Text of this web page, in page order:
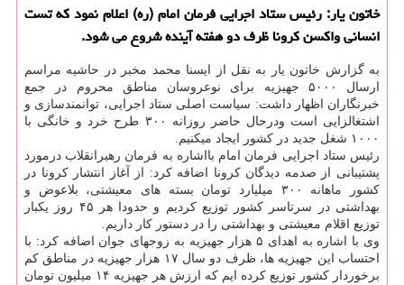
خاتون یار: رئیس ستاد اجرایی فرمان امام (ره) اعلام نمود كه تست
انسانی واكسن كرونا ظرف دو هفته آینده شروع می شود.
به گزارش خاتون یار به نقل از ایسنا محمد مخبر در حاشیه مراسم
ارسال ۵۰۰۰ جهیزیه برای نوعروسان مناطق محروم در جمع
خبرنگاران اظهار داشت: سیاست اصلی ستاد اجرایی، توانمندسازی و
اشتغالزایی است ودرحال حاضر روزانه ۳۰۰ طرح خرد و خانگی با
۱۰۰۰ شغل جدید در کشور ایجاد میکنیم.
رئیس ستاد اجرایی فرمان امام بااشاره به فرمان رهبرانقلاب درمورد
پشتیبانی از صدمه دیدگان کرونا اضافه کرد: از آغاز انتشار کرونا در
کشور ماهانه ۳۰۰ میلیارد تومان بسته های معیشتی، بلاعوض و
بهداشتی در سرتاسر کشور توزیع کردیم و حدودا هر ۴۵ روز یکبار
توزیع اقلام معیشتی و بهداشتی را در دستور کار داریم.
وی با اشاره به اهدای ۵ هزار جهیزیه به زوجهای جوان اضافه کرد: با
احتساب این جهیزیه ها، ظرف دو سال ۱۷ هزار جهیزیه در مناطق کم
برخوردار کشور توزیع کرده ایم که ارزش هر جهیزیه ۱۴ میلیون تومان